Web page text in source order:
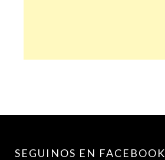
SEGUINOS EN FACEBOOK